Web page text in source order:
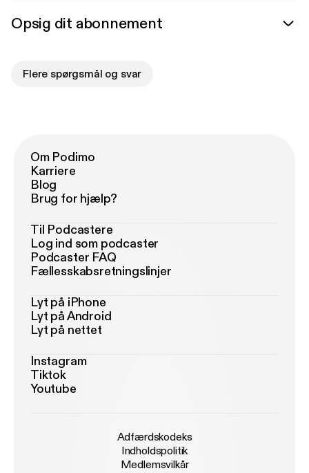
Opsig dit abonnement
Flere spørgsmål og svar
Om Podimo
Karriere
Blog
Brug for hjælp?
Til Podcastere
Log ind som podcaster
Podcaster FAQ
Fællesskabsretningslinjer
Lyt på iPhone
Lyt på Android
Lyt på nettet
Instagram
Tiktok
Youtube
Adfærdskodeks
Indholdspolitik
Medlemsvilkår